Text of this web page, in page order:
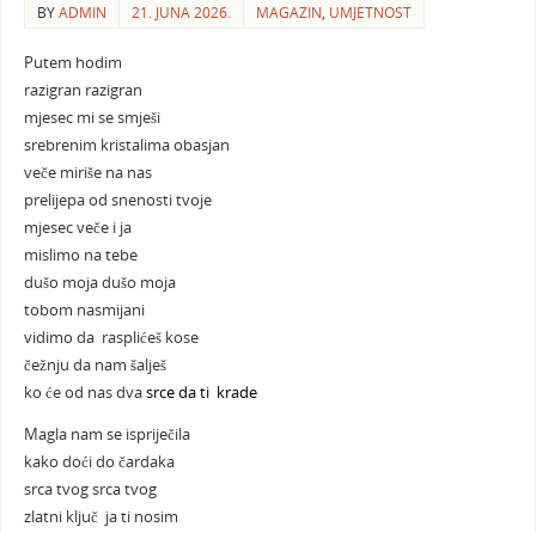
BYADMIN 21. JUNA 2026. MAGAZIN, UMJETNOST
Putem hodim
razigran razigran
mjesec mi se smješi
srebrenim kristalima obasjan
veče miriše na nas
prelijepa od snenosti tvoje
mjesec veče i ja
mislimo na tebe
dušo moja dušo moja
tobom nasmijani
vidimo da rasplićeš kose
čežnju da nam šalješ
ko će od nas dvasrce da ti krade
Magla nam se ispriječila
kako doći do čardaka
srca tvog srca tvog
zlatni ključ ja ti nosim